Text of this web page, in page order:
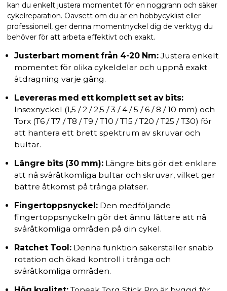
kan du enkelt justera momentet för en noggrann och säker
cykelreparation. Oavsett om du är en hobbycyklist eller
professionell, ger denna momentnyckel dig de verktyg du
behöver för att arbeta effektivt och exakt.
Justerbart moment från 4-20 Nm: Justera enkelt
momentet för olika cykeldelar och uppnå exakt
åtdragning varje gång.
Levereras med ett komplett set av bits:
Insexnyckel (1,5 / 2 / 2,5 / 3 / 4 / 5 / 6 / 8 / 10 mm) och
Torx (T6 / T7 / T8 / T9 / T10 / T15 / T20 / T25 / T30) för
att hantera ett brett spektrum av skruvar och
bultar.
Längre bits (30 mm): Längre bits gör det enklare
att nå svåråtkomliga bultar och skruvar, vilket ger
bättre åtkomst på trånga platser.
Fingertoppsnyckel: Den medföljande
fingertoppsnyckeln gör det ännu lättare att nå
svåråtkomliga områden på din cykel.
Ratchet Tool: Denna funktion säkerställer snabb
rotation och ökad kontroll i trånga och
svåråtkomliga områden.